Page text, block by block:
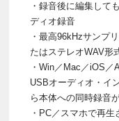
・録音後に編集して
ディオ録音
・最高96kHzサンプ
たはステレオWAV形
・Win／Mac／iOS
USBオーディオ・イ
ら本体への同時録音が
・PC／スマホで再